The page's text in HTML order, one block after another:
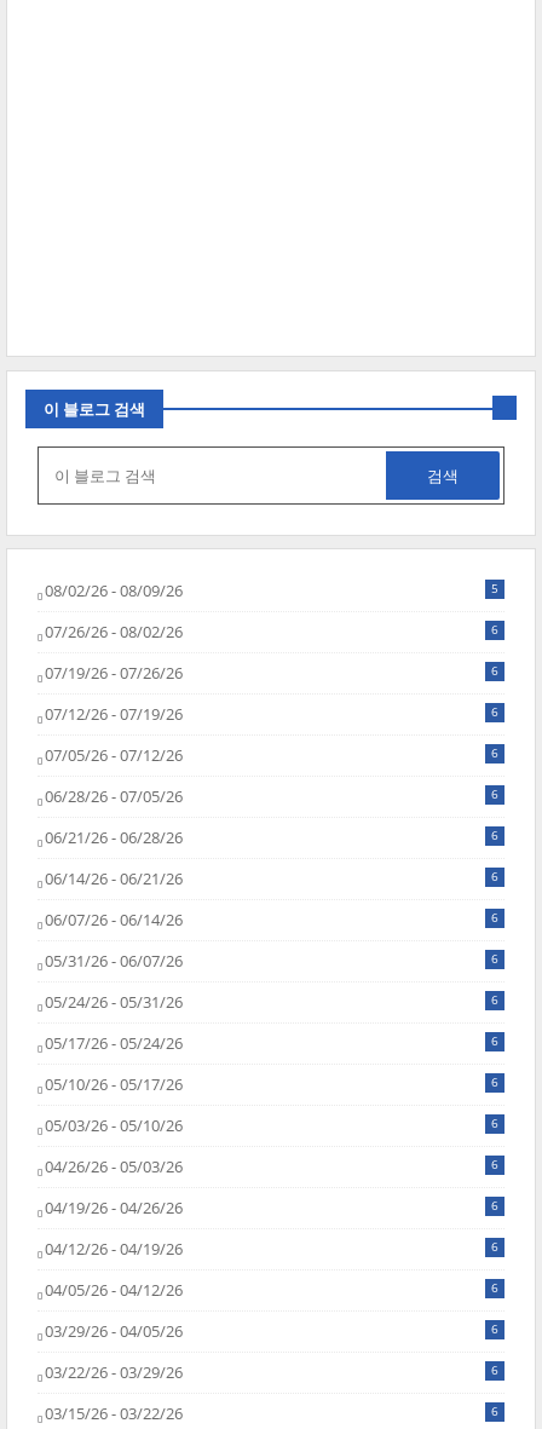
이 블로그 검색
08/02/26 - 08/09/26 5
07/26/26 - 08/02/26 6
07/19/26 - 07/26/26 6
07/12/26 - 07/19/26 6
07/05/26 - 07/12/26 6
06/28/26 - 07/05/26 6
06/21/26 - 06/28/26 6
06/14/26 - 06/21/26 6
06/07/26 - 06/14/26 6
05/31/26 - 06/07/26 6
05/24/26 - 05/31/26 6
05/17/26 - 05/24/26 6
05/10/26 - 05/17/26 6
05/03/26 - 05/10/26 6
04/26/26 - 05/03/26 6
04/19/26 - 04/26/26 6
04/12/26 - 04/19/26 6
04/05/26 - 04/12/26 6
03/29/26 - 04/05/26 6
03/22/26 - 03/29/26 6
03/15/26 - 03/22/26 6